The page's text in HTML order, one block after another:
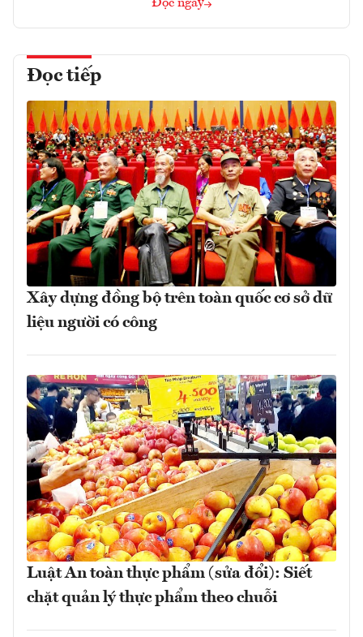
Đọc ngay
Đọc tiếp
Xây dựng đồng bộ trên toàn quốc cơ sở dữ
liệu người có công
Luật An toàn thực phẩm (sửa đổi): Siết
chặt quản lý thực phẩm theo chuỗi